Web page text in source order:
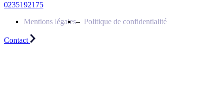
0235192175
Mentions légales
Politique de confidentialité
Contact